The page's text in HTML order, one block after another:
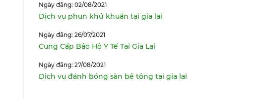
Ngày đăng: 02/08/2021
Dịch vụ phun khử khuẩn tại gia lai
Ngày đăng: 26/07/2021
Cung Cấp Bảo Hộ Y Tế Tại Gia Lai
Ngày đăng: 27/08/2021
Dịch vụ đánh bóng sàn bê tông tại gia lai